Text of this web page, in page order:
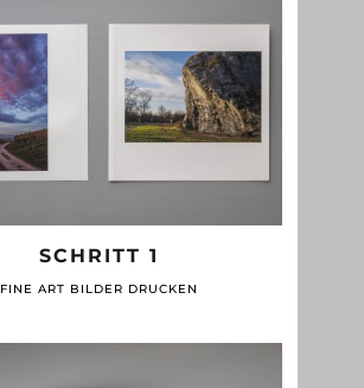
SCHRITT 1
FINE ART BILDER DRUCKEN